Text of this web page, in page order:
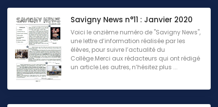
Savigny News n°11 : Janvier 2020
Voici le onzième numéro de "Savigny News",
une lettre d’information réalisée par les
élèves, pour suivre l’actualité du
Collège.Merci aux rédacteurs qui ont rédigé
un article.Les autres, n’hésitez plus ...